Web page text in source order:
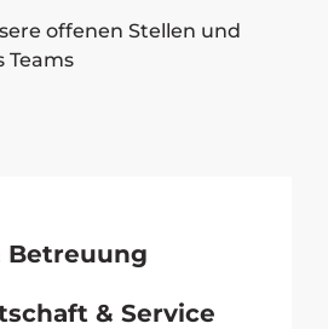
offenen Stellen und
Teams
Betreuung
& Service